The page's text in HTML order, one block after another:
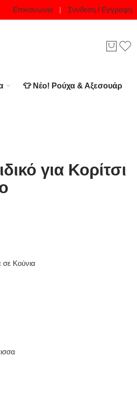
Επικοινωνία Σύνδεση / Εγγραφή
👕 Νέο! Ρούχα & Αξεσουάρ
για Κορίτσι
σε Κούνια